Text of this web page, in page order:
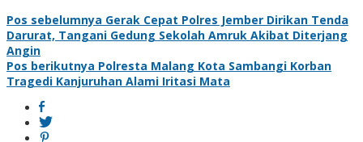
Navigasi
pos
Pos sebelumnya Gerak Cepat Polres Jember Dirikan Tenda
Darurat, Tangani Gedung Sekolah Amruk Akibat Diterjang
Angin
Pos berikutnya Polresta Malang Kota Sambangi Korban
Tragedi Kanjuruhan Alami Iritasi Mata